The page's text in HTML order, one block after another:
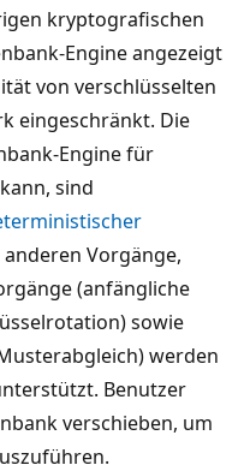
kryptografischen
Engine angezeigt
von verschlüsselten
eingeschränkt. Die
Engine für
sind
Vorgänge,
(anfängliche
sowie
werden
Benutzer
verschieben, um